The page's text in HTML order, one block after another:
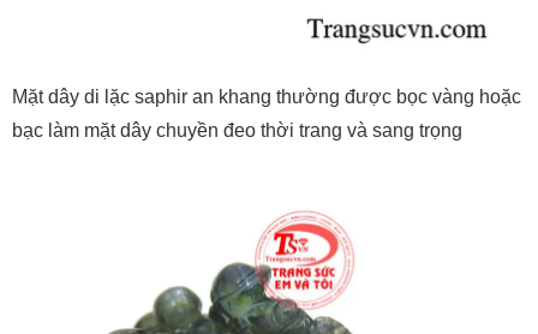
Mặt dây di lặc saphir an khang thường được bọc vàng hoặc
bạc làm mặt dây chuyền đeo thời trang và sang trọng